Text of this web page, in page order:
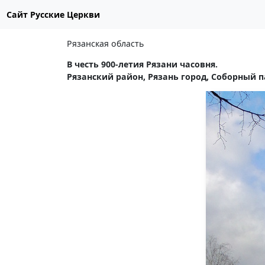
Сайт Русские Церкви
Рязанская область
В честь 900-летия Рязани часовня.
Рязанский район, Рязань город, Соборный